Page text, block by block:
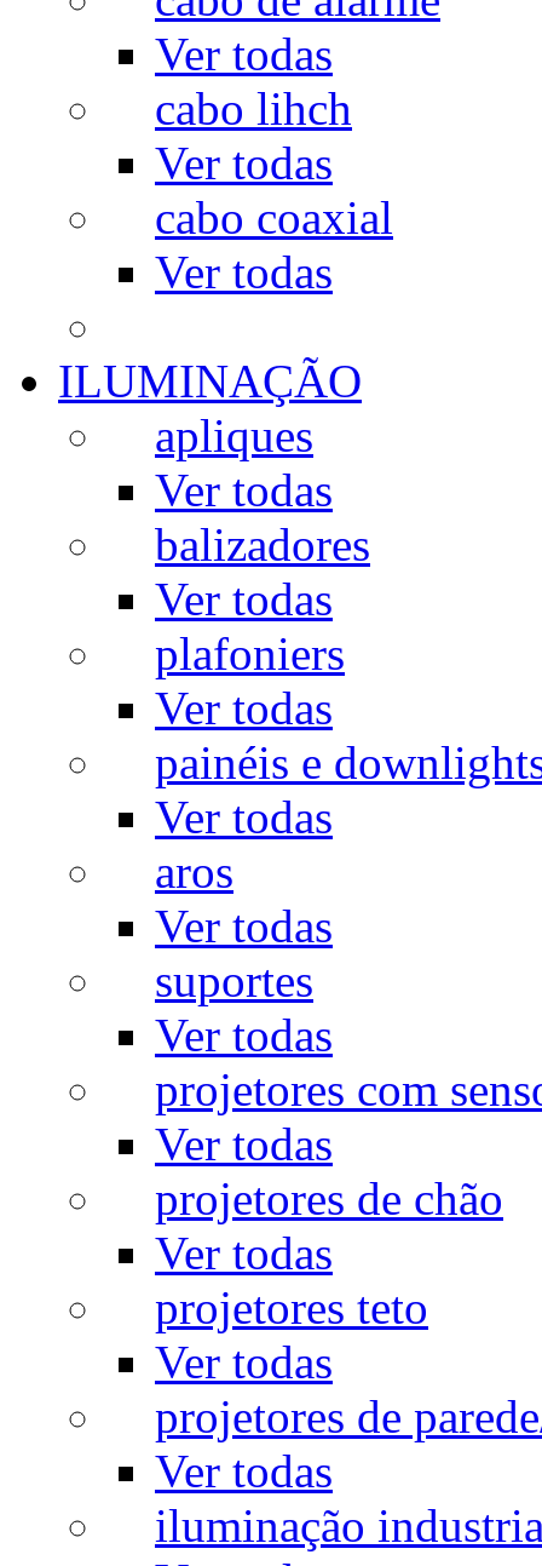
Ver todas
cabo lihch
Ver todas
cabo coaxial
Ver todas
ILUMINAÇÃO
apliques
Ver todas
balizadores
Ver todas
plafoniers
Ver todas
painéis e
Ver todas
aros
Ver todas
suportes
Ver todas
projetores com
Ver todas
projetores de chão
Ver todas
projetores teto
Ver todas
projetores de
Ver todas
iluminação